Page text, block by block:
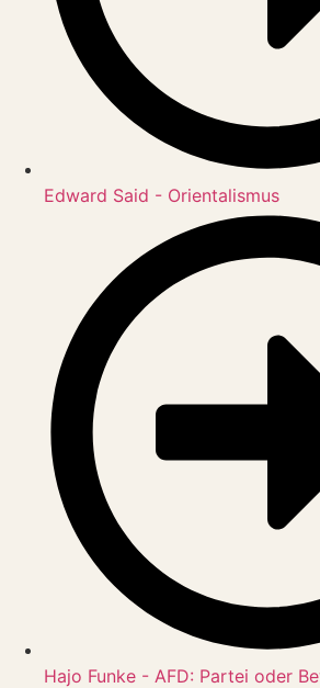
Edward Said - Orientalismus
Hajo Funke - AFD: Partei oder